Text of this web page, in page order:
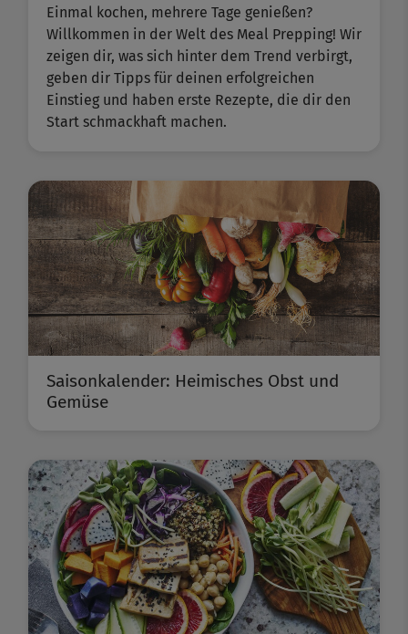
Einmal kochen, mehrere Tage genießen?
Willkommen in der Welt des Meal Prepping! Wir
zeigen dir, was sich hinter dem Trend verbirgt,
geben dir Tipps für deinen erfolgreichen
Einstieg und haben erste Rezepte, die dir den
Start schmackhaft machen.
Saisonkalender: Heimisches Obst und
Gemüse